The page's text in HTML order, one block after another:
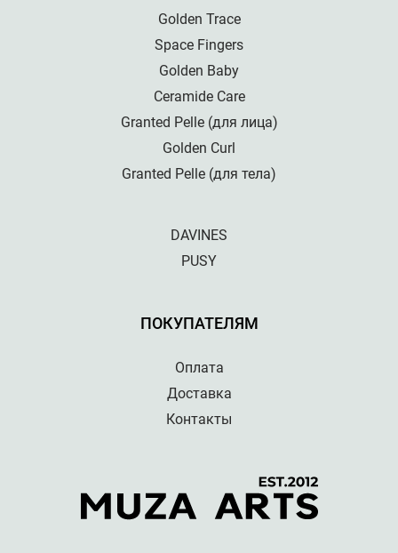
Golden Trace
Space Fingers
Golden Baby
Ceramide Care
Granted Pelle (для лица)
Golden Curl
Granted Pelle (для тела)
DAVINES
PUSY
ПОКУПАТЕЛЯМ
Оплата
Доставка
Контакты